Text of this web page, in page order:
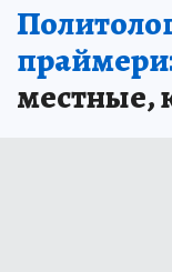
местные,